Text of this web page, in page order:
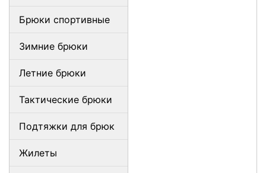
Брюки спортивные
Зимние брюки
Летние брюки
Тактические брюки
Подтяжки для брюк
Жилеты